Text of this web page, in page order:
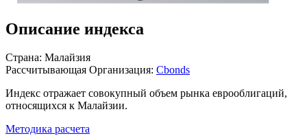
Описание индекса
Страна: Малайзия
Рассчитывающая Организация: Cbonds
Индекс отражает совокупный объем рынка еврооблигаций,
относящихся к Малайзии.
Методика расчета